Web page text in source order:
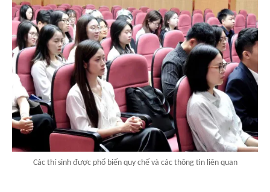
Các thí sinh được phổ biến quy chế và các thông tin liên quan